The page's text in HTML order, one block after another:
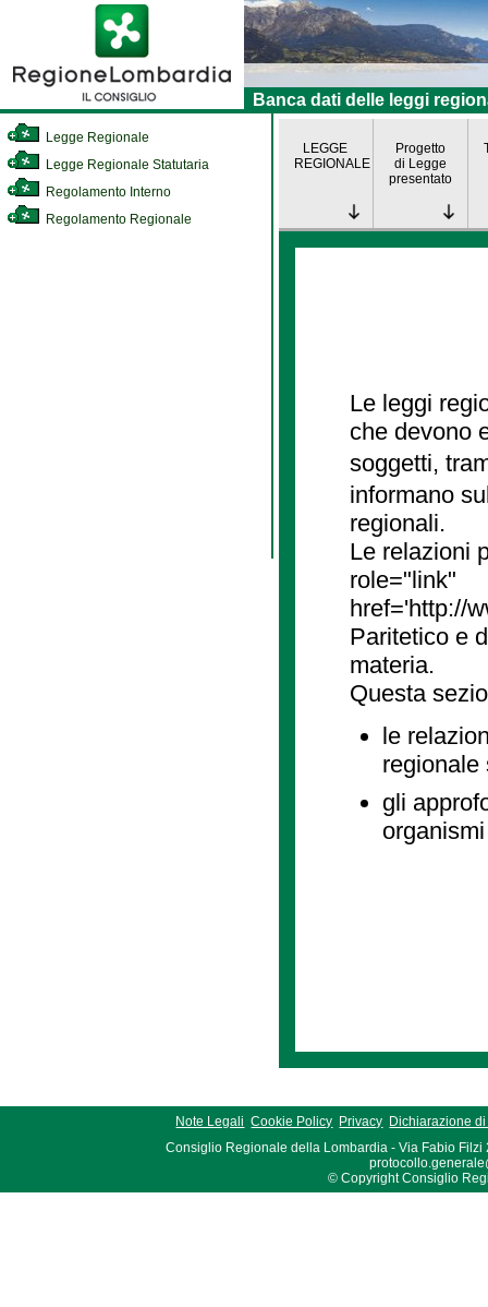
Banca dati delle leggi
Legge Regionale
Legge Regionale Statutaria
Regolamento Interno
Regolamento Regionale
LEGGE
REGIONALE
Progetto
di Legge
presentato
Le leggi
che devono
soggetti,
informano
regionali.
Le relazioni
role="link"
href='http://
Paritetico e
materia.
Questa
le
regionale
gli
Note Legali Cookie Policy Privacy Dichiarazione
Consiglio Regionale della Lombardia - Via Fabio Filzi
© Copyright Consiglio